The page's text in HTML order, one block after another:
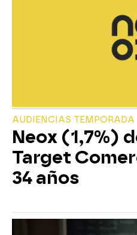
AUDIENCIAS TEMPORADA
Neox (1,7%)
Target
34 años